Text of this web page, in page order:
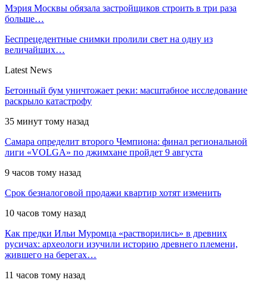
Мэрия Москвы обязала застройщиков строить в три раза
больше…
Беспрецедентные снимки пролили свет на одну из
величайших…
Latest News
Бетонный бум уничтожает реки: масштабное исследование
раскрыло катастрофу
35 минут тому назад
Самара определит второго Чемпиона: финал региональной
лиги «VOLGA» по джимхане пройдет 9 августа
9 часов тому назад
Срок безналоговой продажи квартир хотят изменить
10 часов тому назад
Как предки Ильи Муромца «растворились» в древних
русичах: археологи изучили историю древнего племени,
жившего на берегах…
11 часов тому назад